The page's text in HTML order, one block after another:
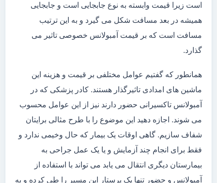
است زیرا قیمت وابسته به نوع جابجایی است و جابجایی
همیشه در بعد مسافت شکل می گیرد و به این ترتیب
مسافت است که بر قیمت آمبولانس خصوصی تاثیر می
گذارد.
همانطور که گفتیم عوامل مختلفی بر قیمت و هزینه این
ماشین های امدادی تاثیرگذار هستند. کادر پزشکی که در
آمبولانس تاکسیرانی حضور دارند نیز از این عوامل محسوب
می شوند. اجازه دهید این موضوع را با طرح مثالی برایتان
شفاف سازیم. گاهی اوقات یک بیمار که حال وخیمی ندارد و
فقط برای انجام چند آزمایش و یا یک عمل جراحی به
بیمارستان دیگری انتقال می یابد می تواند با استفاده از
آمبولانس و حضور تنها یک پرستار این مسیر را طی کرده و به